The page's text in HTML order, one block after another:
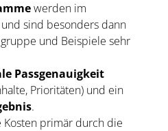
werden im
sind besonders dann
und Beispiele sehr
Passgenauigkeit
Prioritäten) und ein
.
primär durch die